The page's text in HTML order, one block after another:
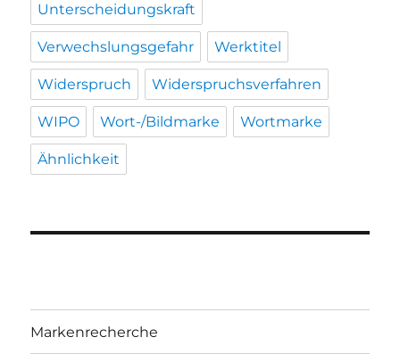
Unterscheidungskraft
Verwechslungsgefahr Werktitel
Widerspruch Widerspruchsverfahren
WIPO Wort-/Bildmarke Wortmarke
Ähnlichkeit
Markenrecherche